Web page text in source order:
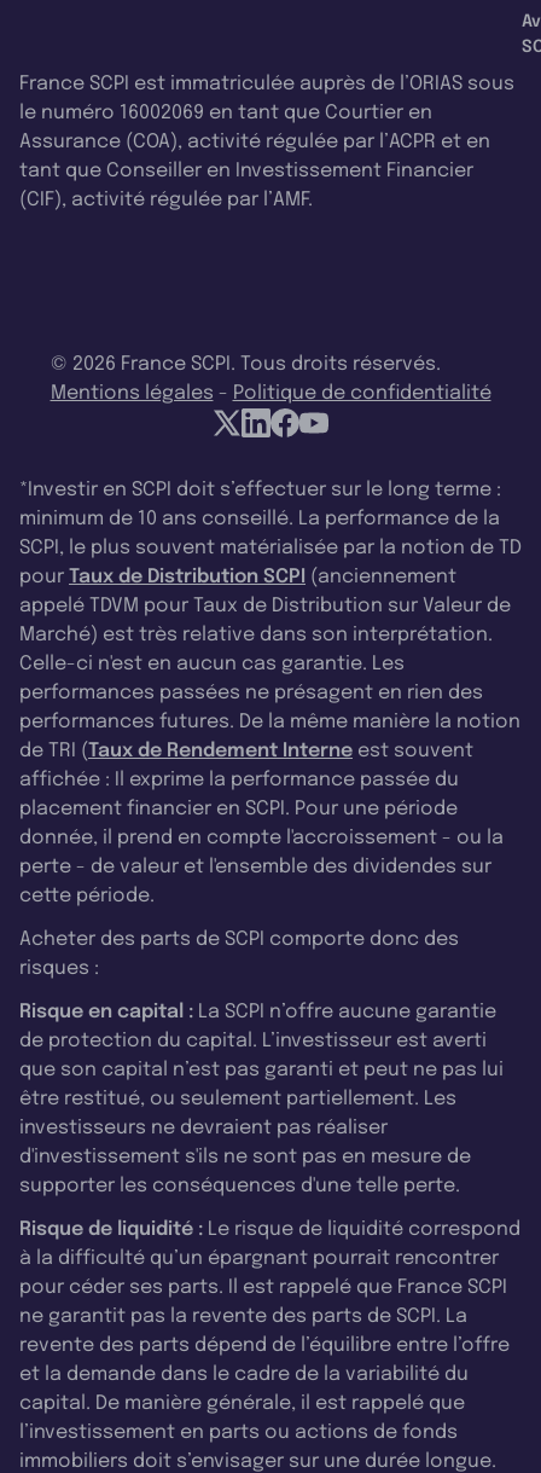
France SCPI est immatriculée auprès de l’ORIAS sous
le numéro 16002069 en tant que Courtier en
Assurance (COA), activité régulée par l’ACPR et en
tant que Conseiller en Investissement Financier
(CIF), activité régulée par l’AMF.
© 2026 France SCPI. Tous droits réservés.
Mentions légales - Politique de confidentialité
*Investir en SCPI doit s’effectuer sur le long terme :
minimum de 10 ans conseillé. La performance de la
SCPI, le plus souvent matérialisée par la notion de TD
pour Taux de Distribution SCPI (anciennement
appelé TDVM pour Taux de Distribution sur Valeur de
Marché) est très relative dans son interprétation.
Celle-ci n'est en aucun cas garantie. Les
performances passées ne présagent en rien des
performances futures. De la même manière la notion
de TRI (Taux de Rendement Interne est souvent
affichée : Il exprime la performance passée du
placement financier en SCPI. Pour une période
donnée, il prend en compte l'accroissement - ou la
perte - de valeur et l'ensemble des dividendes sur
cette période.
Acheter des parts de SCPI comporte donc des
risques :
Risque en capital : La SCPI n’offre aucune garantie
de protection du capital. L’investisseur est averti
que son capital n’est pas garanti et peut ne pas lui
être restitué, ou seulement partiellement. Les
investisseurs ne devraient pas réaliser
d'investissement s'ils ne sont pas en mesure de
supporter les conséquences d'une telle perte.
Risque de liquidité : Le risque de liquidité correspond
à la difficulté qu’un épargnant pourrait rencontrer
pour céder ses parts. Il est rappelé que France SCPI
ne garantit pas la revente des parts de SCPI. La
revente des parts dépend de l’équilibre entre l’offre
et la demande dans le cadre de la variabilité du
capital. De manière générale, il est rappelé que
l’investissement en parts ou actions de fonds
immobiliers doit s’envisager sur une durée longue.